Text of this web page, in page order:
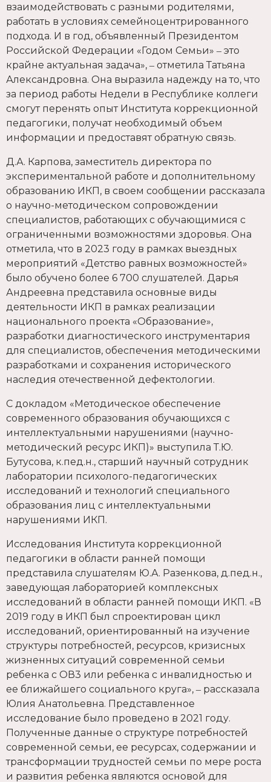
взаимодействовать с разными родителями,
работать в условиях семейноцентрированного
подхода. И в год, объявленный Президентом
Российской Федерации «Годом Семьи» ‒ это
крайне актуальная задача», ‒ отметила Татьяна
Александровна. Она выразила надежду на то, что
за период работы Недели в Республике коллеги
смогут перенять опыт Института коррекционной
педагогики, получат необходимый объем
информации и предоставят обратную связь.
Д.А. Карпова, заместитель директора по
экспериментальной работе и дополнительному
образованию ИКП, в своем сообщении рассказала
о научно-методическом сопровождении
специалистов, работающих с обучающимися с
ограниченными возможностями здоровья. Она
отметила, что в 2023 году в рамках выездных
мероприятий «Детство равных возможностей»
было обучено более 6 700 слушателей. Дарья
Андреевна представила основные виды
деятельности ИКП в рамках реализации
национального проекта «Образование»,
разработки диагностического инструментария
для специалистов, обеспечения методическими
разработками и сохранения исторического
наследия отечественной дефектологии.
С докладом «Методическое обеспечение
современного образования обучающихся с
интеллектуальными нарушениями (научно-
методический ресурс ИКП)» выступила Т.Ю.
Бутусова, к.пед.н., старший научный сотрудник
лаборатории психолого-педагогических
исследований и технологий специального
образования лиц с интеллектуальными
нарушениями ИКП.
Исследования Института коррекционной
педагогики в области ранней помощи
представила слушателям Ю.А. Разенкова, д.пед.н.,
заведующая лабораторией комплексных
исследований в области ранней помощи ИКП. «В
2019 году в ИКП был спроектирован цикл
исследований, ориентированный на изучение
структуры потребностей, ресурсов, кризисных
жизненных ситуаций современной семьи
ребенка с ОВ3 или ребенка с инвалидностью и
ее ближайшего социального круга», ‒ рассказала
Юлия Анатольевна. Представленное
исследование было проведено в 2021 году.
Полученные данные о структуре потребностей
современной семьи, ее ресурсах, содержании и
трансформации трудностей семьи по мере роста
и развития ребенка являются основой для